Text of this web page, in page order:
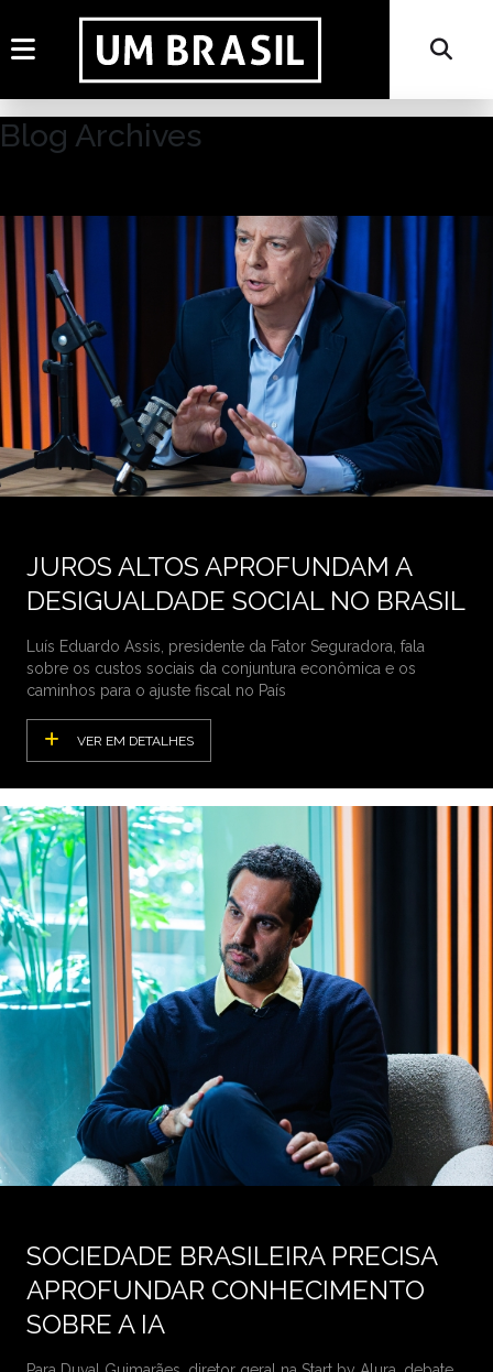
Blog Archives
JUROS ALTOS APROFUNDAM A
DESIGUALDADE SOCIAL NO BRASIL
Luís Eduardo Assis, presidente da Fator Seguradora, fala
sobre os custos sociais da conjuntura econômica e os
caminhos para o ajuste fiscal no País
VER EM DETALHES
SOCIEDADE BRASILEIRA PRECISA
APROFUNDAR CONHECIMENTO
SOBRE A IA